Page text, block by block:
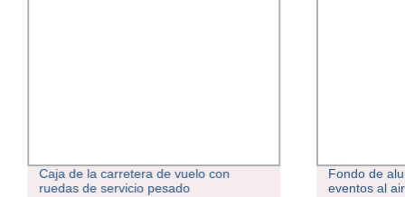
Caja de la carretera de vuelo con
ruedas de servicio pesado
Fondo de
eventos al